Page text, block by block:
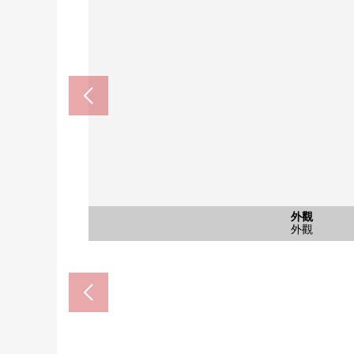
外觀
外觀
客廳
客廳
室內
門口
西式房間
西式房間
廁所
西式房間
廚房
公共汽車
陽台
南側陽台
風景
來自南側陽台的風景
入口
入口
共有部分
腳踏車停放處
共有部分
貯藏室
百合原站(JR北海道札沼線)(
大的House太平店(約
屯田小學(約1170m)
屯田北中學(約1540m)